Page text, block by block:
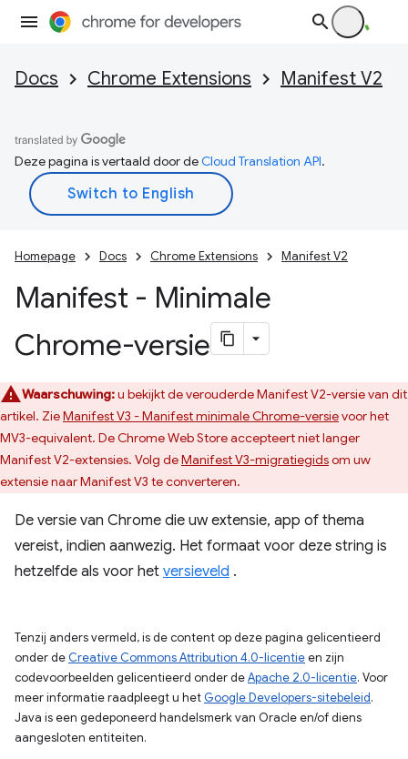
Docs Chrome Extensions Manifest V2
Deze pagina is vertaald door deCloud Translation API.
Homepage Docs Chrome Extensions Manifest V2
Manifest - Minimale
Chrome-versie
Waarschuwing:u bekijkt de verouderde Manifest V2-versie van dit
artikel. ZieManifest V3 - Manifest minimale Chrome-versievoor het
MV3-equivalent. De Chrome Web Store accepteert niet langer
Manifest V2-extensies. Volg deManifest V3-migratiegidsom uw
extensie naar Manifest V3 te converteren.
De versie van Chrome die uw extensie, app of thema
vereist, indien aanwezig. Het formaat voor deze string is
hetzelfde als voor het versieveld .
Tenzij anders vermeld, is de content op deze pagina gelicentieerd
onder de Creative Commons Attribution 4.0-licentieen zijn
codevoorbeelden gelicentieerd onder deApache 2.0-licentie. Voor
meer informatie raadpleegt u het Google Developers-sitebeleid.
Java is een gedeponeerd handelsmerk van Oracle en/of diens
aangesloten entiteiten.